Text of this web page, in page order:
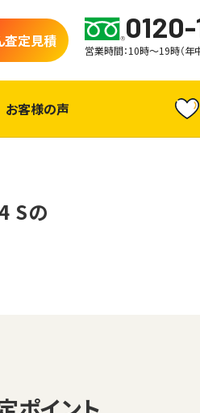
査定見積
営業時間：10時～19時（年
お客様の声
Sの